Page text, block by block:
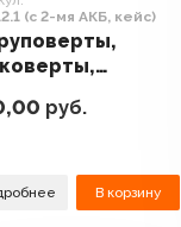
(с 2-мя АКБ, кейс)
KU212.1 (с 2-мя
руб.
В корзину